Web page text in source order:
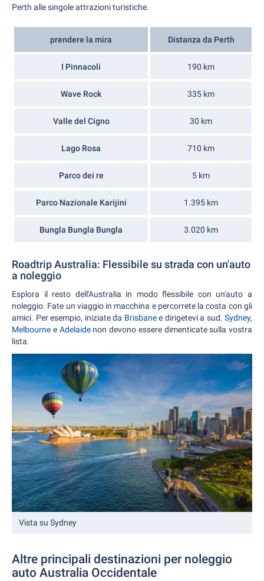
Perth alle singole attrazioni turistiche.
prendere la mira Distanza da Perth
I Pinnacoli 190 km
Wave Rock 335 km
Valle del Cigno 30 km
Lago Rosa 710 km
Parco dei re 5 km
Parco Nazionale Karijini 1.395 km
Bungla Bungla Bungla 3.020 km
Roadtrip Australia: Flessibile su strada con un'auto
a noleggio
Esplora il resto dell'Australia in modo flessibile con un'auto a
noleggio. Fate un viaggio in macchina e percorrete la costa con gli
amici. Per esempio, iniziate da Brisbanee dirigetevi a sud. Sydney,
Melbourne e Adelaidenon devono essere dimenticate sulla vostra
lista.
Vista su Sydney
Altre principali destinazioni per noleggio
auto Australia Occidentale